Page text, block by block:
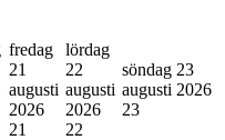
fredag
21
augusti
2026
21
lördag
22
augusti
2026
22
söndag 23
augusti 2026
23